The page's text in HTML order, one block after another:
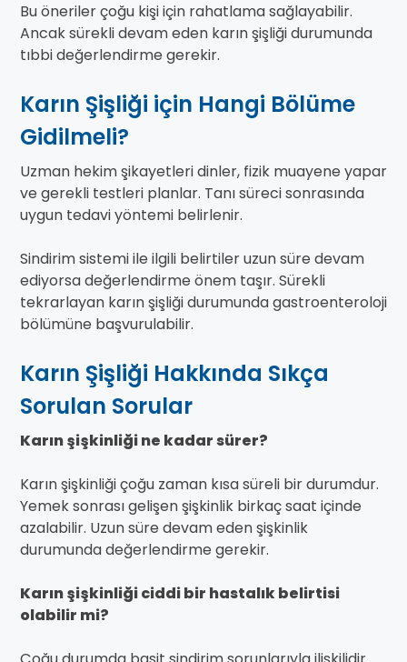
Bu öneriler çoğu kişi için rahatlama sağlayabilir.
Ancak sürekli devam eden karın şişliği durumunda
tıbbi değerlendirme gerekir.
Karın Şişliği için Hangi Bölüme
Gidilmeli?
Uzman hekim şikayetleri dinler, fizik muayene yapar
ve gerekli testleri planlar. Tanı süreci sonrasında
uygun tedavi yöntemi belirlenir.
Sindirim sistemi ile ilgili belirtiler uzun süre devam
ediyorsa değerlendirme önem taşır. Sürekli
tekrarlayan karın şişliği durumunda gastroenteroloji
bölümüne başvurulabilir.
Karın Şişliği Hakkında Sıkça
Sorulan Sorular
Karın şişkinliği ne kadar sürer?
Karın şişkinliği çoğu zaman kısa süreli bir durumdur.
Yemek sonrası gelişen şişkinlik birkaç saat içinde
azalabilir. Uzun süre devam eden şişkinlik
durumunda değerlendirme gerekir.
Karın şişkinliği ciddi bir hastalık belirtisi
olabilir mi?